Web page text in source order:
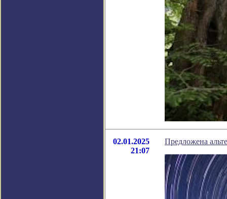
02.01.2025
21:07
Предложена